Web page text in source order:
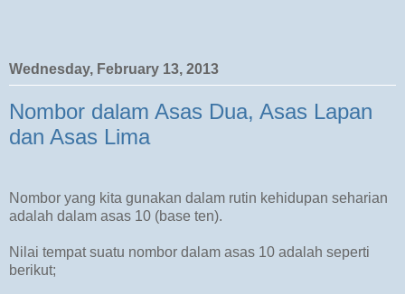
Wednesday, February 13, 2013
Nombor dalam Asas Dua, Asas Lapan
dan Asas Lima
Nombor yang kita gunakan dalam rutin kehidupan seharian
adalah dalam asas 10 (base ten).
Nilai tempat suatu nombor dalam asas 10 adalah seperti
berikut;